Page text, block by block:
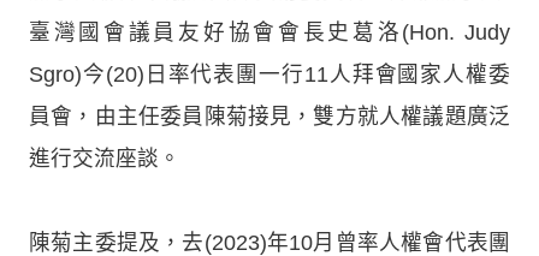
臺灣國會議員友好協會會長史葛洛(Hon. Judy
Sgro)今(20)日率代表團一行11人拜會國家人權委
員會，由主任委員陳菊接見，雙方就人權議題廣泛
進行交流座談。
陳菊主委提及，去(2023)年10月曾率人權會代表團